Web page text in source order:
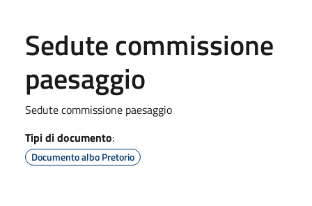
Sedute commissione
paesaggio
Sedute commissione paesaggio
Tipi di documento:
Documento albo Pretorio